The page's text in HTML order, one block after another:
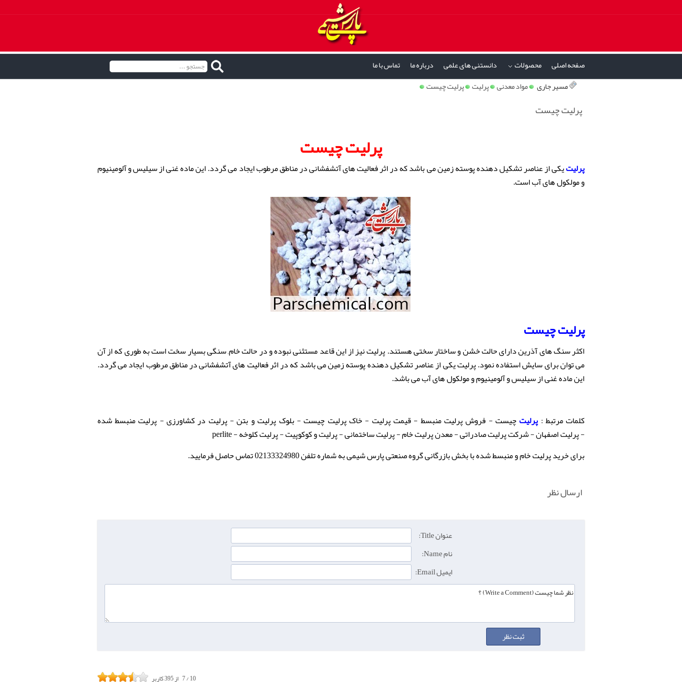
صفحه اصلی محصولات دانستنی های علمی درباره ما
تماس با ما
مسیر جاری
» مواد معدنی پرلیت پرلیت چیست
پرلیت چیست
پرلیت چیست
پرلیتیکی از عناصر تشکیل دهنده پوسته زمین می باشد که در اثر فعالیت های آتشفشانی در مناطق مرطوب ایجاد می گردد. این ماده غنی از سیلیس و آلومینیوم
و مولکول های آب است.
پرلیت چیست
اکثر سنگ های آذرین دارای حالت خشن و ساختار سختی هستند. پرلیت نیز از این قاعد مستثنی نبوده و در حالت خام, سنگی بسیار سخت است به طوری که از آن
می توان برای سایش استفاده نمود. پرلیت یکی از عناصر تشکیل دهنده پوسته زمین می باشد که در اثر فعالیت های آتشفشانی در مناطق مرطوب ایجاد می گردد.
این ماده غنی از سیلیس و آلومینیوم و مولکول های آب می باشد.
کلمات مرتبط :پرلیتچیست - فروش پرلیت منبسط - قیمت پرلیت - خاک پرلیت چیست - بلوک پرلیت و بتن - پرلیت در کشاورزی - پرلیت منبسط شده
- پرلیت اصفهان - شرکت پرلیت صادراتی - معدن پرلیت خام - پرلیت ساختمانی - پرلیت و کوکوپیت - پرلیت کلوخه - perlite
برای خرید پرلیت خام و منبسط شده با بخش بازرگانی گروه صنعتی پارس شیمی به شماره تلفن 02133324980 تماس حاصل فرمایید.
ارسال نظر
عنوان Title:
نام Name:
ایمیل Email:
7/10 از395کاربر